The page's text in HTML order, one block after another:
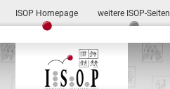
ISOP Homepage weitere ISOP-Seiten